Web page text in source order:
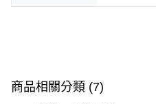
商品相關分類 (7)